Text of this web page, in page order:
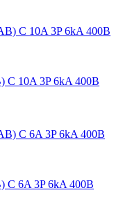
C 10A 3P 6kA 400В
C 6A 3P 6kA 400В